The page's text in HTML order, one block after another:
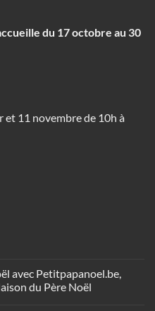
du 17 octobre au 30
11 novembre de 10h à
avec Petitpapanoel.be,
du Père Noël